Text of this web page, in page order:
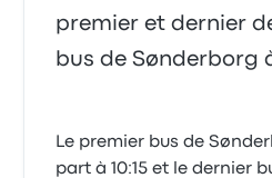
premier et dernier
bus de Sønderborg
Le premier bus de
part à 10:15 et le dernier